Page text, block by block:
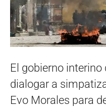
El gobierno
dialogar a
Evo Morales para